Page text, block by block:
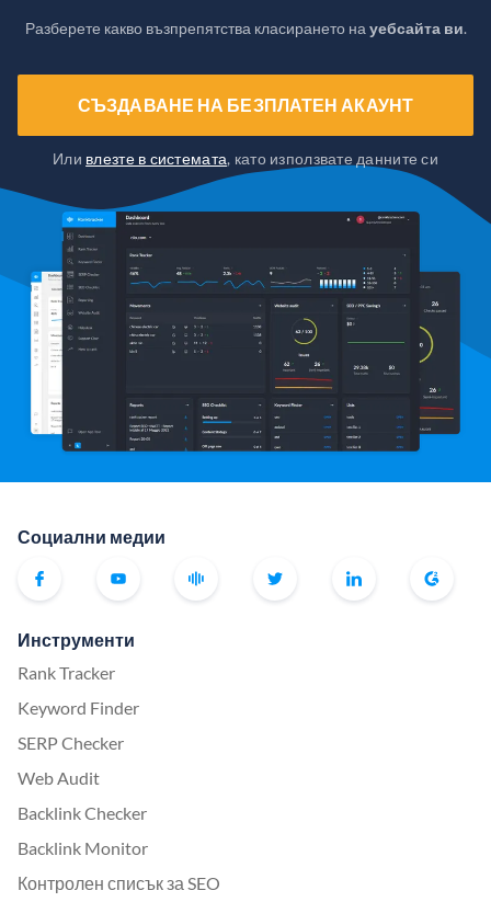
Разберете какво възпрепятства класирането на уебсайта ви.
СЪЗДАВАНЕ НА БЕЗПЛАТЕН АКАУНТ
Или влезте в системата, като използвате данните си
Социални медии
Инструменти
Rank Tracker
Keyword Finder
SERP Checker
Web Audit
Backlink Checker
Backlink Monitor
Контролен списък за SEO